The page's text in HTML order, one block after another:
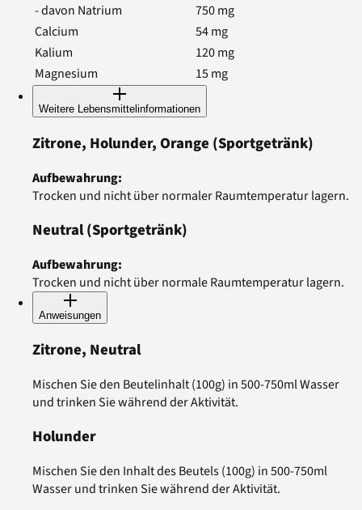
- davon Natrium
750mg
Calcium
54mg
Kalium
120mg
Magnesium
15mg
Weitere Lebensmittelinformationen
Zitrone, Holunder, Orange (Sportgetränk)
Aufbewahrung:
Trocken und nicht über normaler Raumtemperatur lagern.
Neutral(Sportgetränk)
Aufbewahrung:
Trocken und nicht über normale Raumtemperatur lagern.
Anweisungen
Zitrone, Neutral
Mischen Sie den Beutelinhalt (100g) in 500-750ml Wasser
und trinken Sie während der Aktivität.
Holunder
Mischen Sie den Inhalt des Beutels (100g) in 500-750ml
Wasser und trinken Sie während der Aktivität.